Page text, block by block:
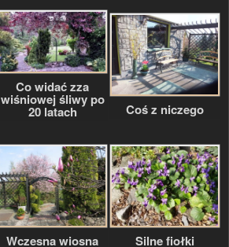
Co widać zza
wiśniowej śliwy po
20 latach Coś z niczego
Wczesna wiosna Silne fiołki